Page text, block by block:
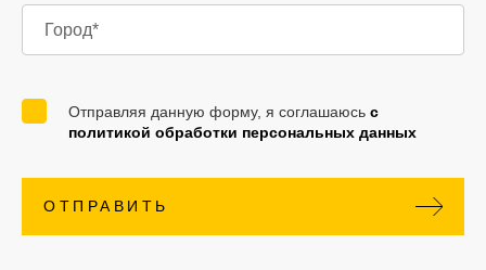
Отправляя данную форму, я соглашаюсь с
политикой обработки персональных данных
ОТПРАВИТЬ